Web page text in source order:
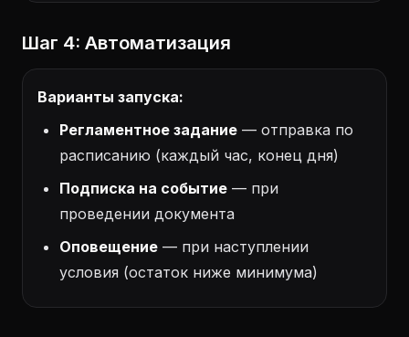
Шаг 4: Автоматизация
Варианты запуска:
Регламентное задание — отправка по
расписанию (каждый час, конец дня)
Подписка на событие — при
проведении документа
Оповещение — при наступлении
условия (остаток ниже минимума)